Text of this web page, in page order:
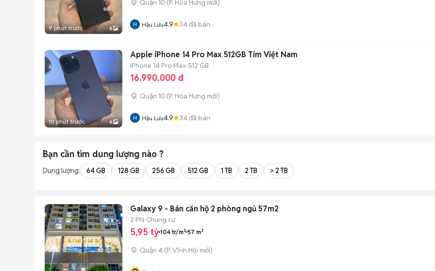
9 phút trước 6
Quận 10 (P. Hòa Hưng mới)
Hậu Lưu4.9 34đã bán
10 phút trước 6
Apple iPhone 14 Pro Max 512GB Tím Việt Nam
iPhone 14 Pro Max 512 GB
16.990.000 đ
Quận 10 (P. Hòa Hưng mới)
Hậu Lưu4.9 34đã bán
Bạn cần tìm dung lượng nào ?
Dung lượng: 64 GB 128 GB 256 GB 512 GB 1 TB 2 TB > 2 TB
Galaxy 9 - Bán căn hộ 2 phòng ngủ 57m2
2 PN Chung cư
5,95 tỷ 104 tr/m² 57 m²
Quận 4 (P. Vĩnh Hội mới)